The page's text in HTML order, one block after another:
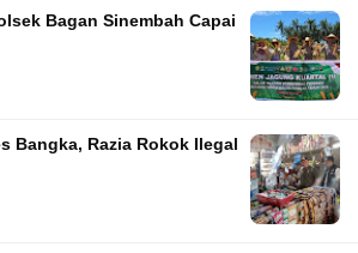
Bagan Sinembah Capai
Bangka, Razia Rokok Ilegal